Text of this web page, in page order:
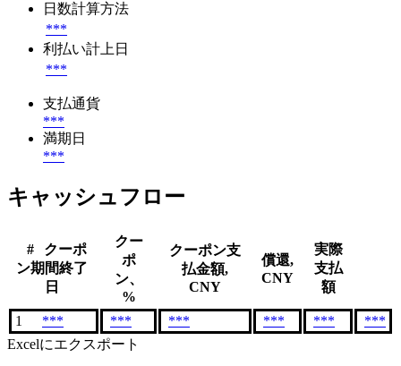
日数計算方法
***
利払い計上日
***
支払通貨
***
満期日
***
キャッシュフロー
#
クーポ
ン期間終了
日
クー
ポ
ン、
%
クーポン支
払金額,
CNY
償還,
CNY
実際
支払
額
1 *** *** *** *** ***
***
Excelにエクスポート